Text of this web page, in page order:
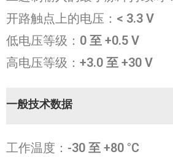
开路触点上的电压： < 3.3 V
低电压等级： 0 至 +0.5 V
高电压等级： +3.0 至 +30 V
一般技术数据
工作温度： -30 至 +80 °C